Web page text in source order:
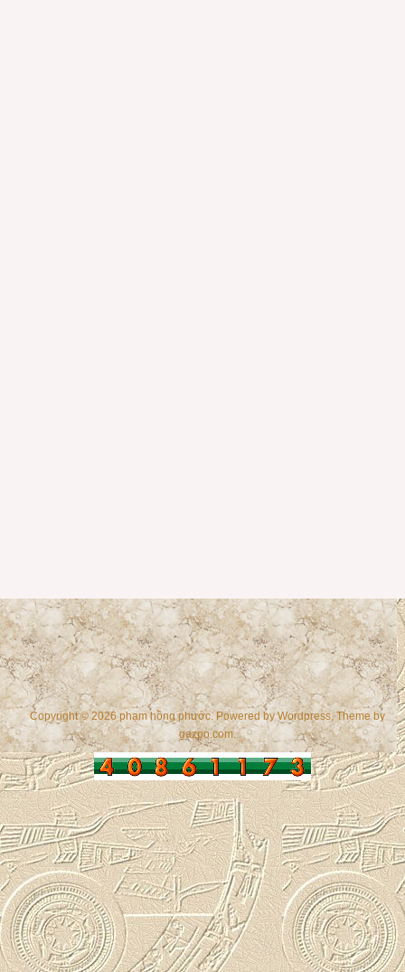
Copyright © 2026 phạm hồng phước. Powered byWordpress , Theme by
gazpo.com.